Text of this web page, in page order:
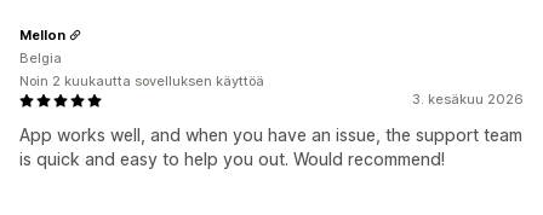
3. kesäkuu 2026
App works well, and when you have an issue, the support team
is quick and easy to help you out. Would recommend!
Mellon
Belgia
Noin 2 kuukautta sovelluksen käyttöä